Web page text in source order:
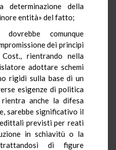
determinazione della
entità» del fatto;
comunque
dei principi
rientrando nella
adottare schemi
rigidi sulla base di un
esigenze di politica
anche la difesa
sarebbe significativo il
previsti per reati
in schiavitù o la
di figure